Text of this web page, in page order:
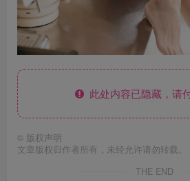
此处内容已隐藏，请
© 版权声明
文章版权归作者所有，未经允许请勿转载。
THE END